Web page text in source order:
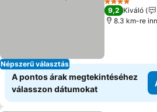
Népszerű választás
4 Kategória
9,2 Kiváló
8.3 km-re
A pontos árak megtekintéséhez
válasszon dátumokat